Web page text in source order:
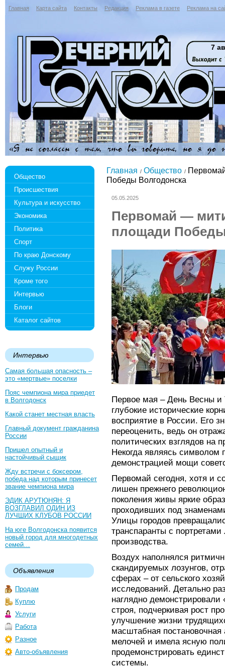
Главная Карта сайта Контакты Редакция Реклама в газете Реклама на
7
Общество
Происшествия
Культура и искусство
Экономика
Политика
Спорт
По краю Донскому
Служу России
Кроме того
Интервью
Блоги
Каталог сайтов
Интервью
Самая большая опасность –
это «мертвые» поселки
Пояс чемпиона мира приедет
в Волгодонск
Какой станет местная власть
Главный документ гражданина
России
Пришел опытный и
настойчивый сыщик
Жду встречи с боксером,
победа над которым принесет
звание чемпиона мира
ЭДИК АРУТЮНЯН: Я
ВОЗГЛАВИЛ ОДИН ИЗ
ЛУЧШИХ КЛУБОВ РОССИИ
На юге Волгодонска появится
новый город для многодетных
семей…
Объявления
Продам
Куплю
Услуги
Работа
Разное
Авто-объявления
Главная Общество
Победы Волгодонска
05.05.2025
Первомай —
площади
Первое мая – День Весны
глубокие исторические
восприятие в России. Его
переоценить, ведь он
политических взглядов на
Некогда являясь символом
демонстрацией мощи
Первомай сегодня, хотя и
лишен прежнего
поколения живы яркие
проходивших под
Улицы городов
транспаранты с
производства.
Воздух наполнялся
скандируемых лозунгов,
сферах – от сельского
исследований. Детально
наглядно демонстрировали
строя, подчеркивая рост
улучшение жизни
масштабная
мелочей и имела ясную
продемонстрировать
системы.